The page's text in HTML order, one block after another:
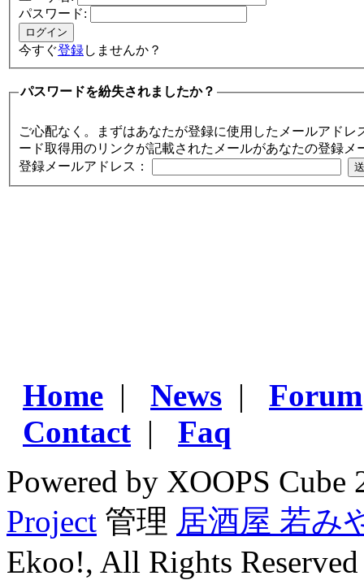
パスワード:
今すぐ登録しませんか？
パスワードを紛失されましたか？
ご心配なく。まずはあなたが登録に使用したメールアド
ード取得用のリンクが記載されたメールがあなたの登録メ
登録メールアドレス：
Home | News | Forum
Contact | Faq
Powered by XOOPS
Project 管理 居酒屋 若み
Ekoo!, All Rights Reserved